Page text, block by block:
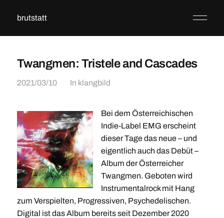
brutstatt
Twangmen: Tristele and Cascades
2021/03/10 In klangbild
Bei dem Österreichischen
Indie-Label EMG erscheint
dieser Tage das neue – und
eigentlich auch das Debüt –
Album der Österreicher
Twangmen. Geboten wird
Instrumentalrock mit Hang
zum Verspielten, Progressiven, Psychedelischen.
Digital ist das Album bereits seit Dezember 2020